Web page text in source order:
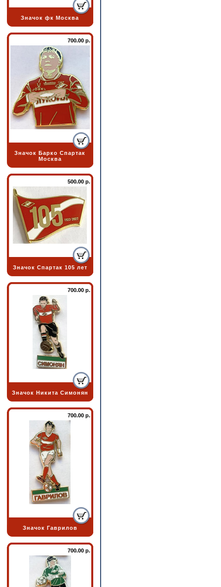
Значок фк Москва
700.00 р.
Значок Барко Спартак
Москва
500.00 р.
Значок Спартак 105 лет
700.00 р.
Значок Никита Симонян
700.00 р.
Значок Гаврилов
700.00 р.